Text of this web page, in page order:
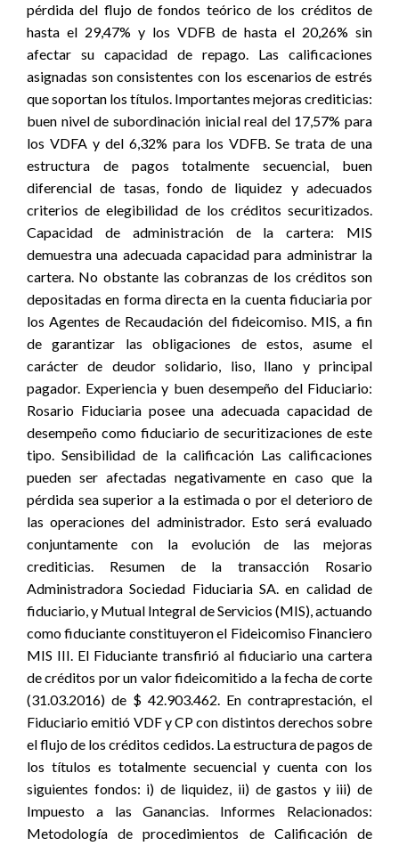
pérdida del flujo de fondos teórico de los créditos de
hasta el 29,47% y los VDFB de hasta el 20,26% sin
afectar su capacidad de repago. Las calificaciones
asignadas son consistentes con los escenarios de estrés
que soportan los títulos. Importantes mejoras crediticias:
buen nivel de subordinación inicial real del 17,57% para
los VDFA y del 6,32% para los VDFB. Se trata de una
estructura de pagos totalmente secuencial, buen
diferencial de tasas, fondo de liquidez y adecuados
criterios de elegibilidad de los créditos securitizados.
Capacidad de administración de la cartera: MIS
demuestra una adecuada capacidad para administrar la
cartera. No obstante las cobranzas de los créditos son
depositadas en forma directa en la cuenta fiduciaria por
los Agentes de Recaudación del fideicomiso. MIS, a fin
de garantizar las obligaciones de estos, asume el
carácter de deudor solidario, liso, llano y principal
pagador. Experiencia y buen desempeño del Fiduciario:
Rosario Fiduciaria posee una adecuada capacidad de
desempeño como fiduciario de securitizaciones de este
tipo. Sensibilidad de la calificación Las calificaciones
pueden ser afectadas negativamente en caso que la
pérdida sea superior a la estimada o por el deterioro de
las operaciones del administrador. Esto será evaluado
conjuntamente con la evolución de las mejoras
crediticias. Resumen de la transacción Rosario
Administradora Sociedad Fiduciaria SA. en calidad de
fiduciario, y Mutual Integral de Servicios (MIS), actuando
como fiduciante constituyeron el Fideicomiso Financiero
MIS III. El Fiduciante transfirió al fiduciario una cartera
de créditos por un valor fideicomitido a la fecha de corte
(31.03.2016) de $ 42.903.462. En contraprestación, el
Fiduciario emitió VDF y CP con distintos derechos sobre
el flujo de los créditos cedidos. La estructura de pagos de
los títulos es totalmente secuencial y cuenta con los
siguientes fondos: i) de liquidez, ii) de gastos y iii) de
Impuesto a las Ganancias. Informes Relacionados:
Metodología de procedimientos de Calificación de